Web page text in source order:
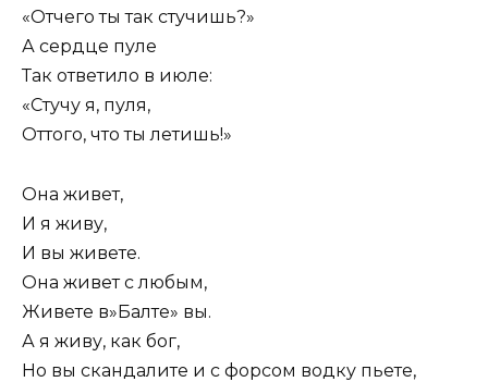
«Отчего ты так стучишь?»
А сердце пуле
Так ответило в июле:
«Стучу я, пуля,
Оттого, что ты летишь!»
Она живет,
И я живу,
И вы живете.
Она живет с любым,
Живете в»Балте» вы.
А я живу, как бог,
Но вы скандалите и с форсом водку пьете,